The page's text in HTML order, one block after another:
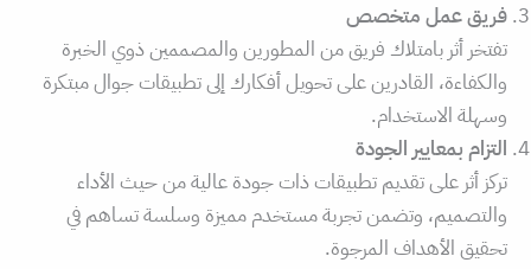
فريق عمل متخصص
تفتخر أثر بامتلاك فريق من المطورين والمصممين ذوي الخبرة
والكفاءة، القادرين على تحويل أفكارك إلى تطبيقات جوال مبتكرة
وسهلة الاستخدام.
التزام بمعايير الجودة
تركز أثر على تقديم تطبيقات ذات جودة عالية من حيث الأداء
والتصميم، وتضمن تجربة مستخدم مميزة وسلسة تساهم في
تحقيق الأهداف المرجوة.